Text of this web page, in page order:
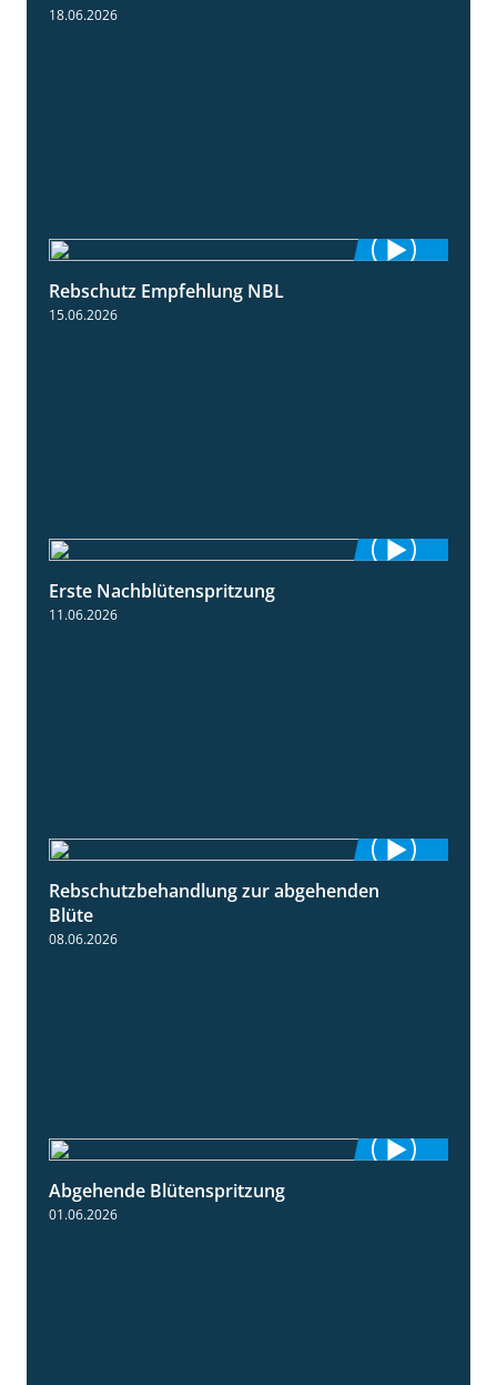
18.06.2026
Rebschutz Empfehlung NBL
15.06.2026
Erste Nachblütenspritzung
11.06.2026
3:06
Rebschutzbehandlung zur abgehenden
Blüte
08.06.2026
Abgehende Blütenspritzung
01.06.2026